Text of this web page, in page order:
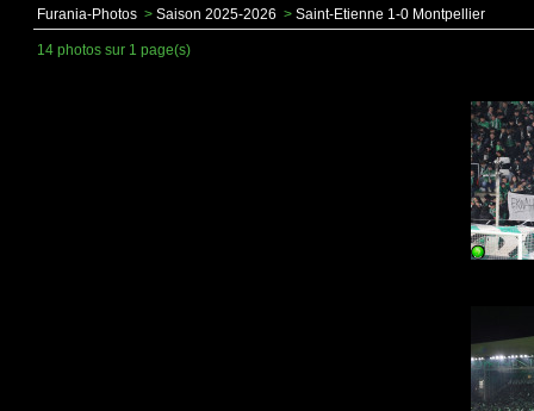
Furania-Photos > Saison 2025-2026 > Saint-Etienne 1-0 Montpellier
14 photos sur 1 page(s)